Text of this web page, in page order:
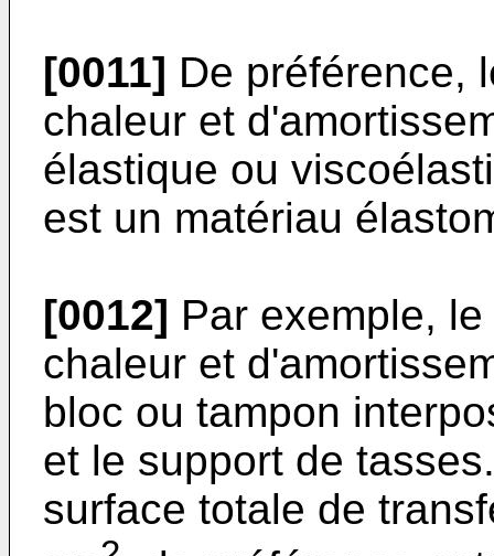
[0011] De préférence,
chaleur et
élastique ou
est un matériau
[0012] Par exemple,
chaleur et
bloc ou tampon
et le support de
surface totale de